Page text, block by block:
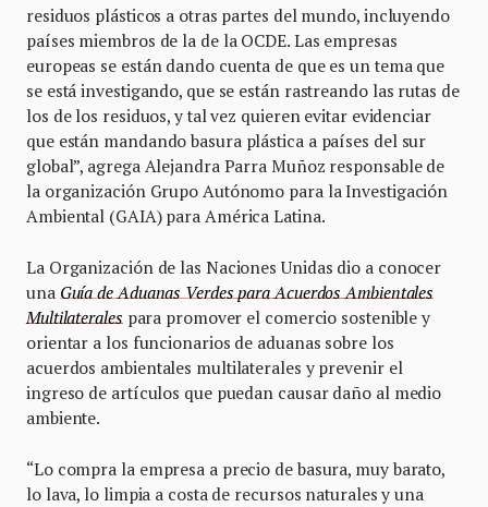
residuos plásticos a otras partes del mundo, incluyendo
países miembros de la de la OCDE. Las empresas
europeas se están dando cuenta de que es un tema que
se está investigando, que se están rastreando las rutas de
los de los residuos, y tal vez quieren evitar evidenciar
que están mandando basura plástica a países del sur
global”, agrega Alejandra Parra Muñoz responsable de
la organización Grupo Autónomo para la Investigación
Ambiental (GAIA) para América Latina.
La Organización de las Naciones Unidas dio a conocer
una Guía de Aduanas Verdes para Acuerdos Ambientales
Multilateralespara promover el comercio sostenible y
orientar a los funcionarios de aduanas sobre los
acuerdos ambientales multilaterales y prevenir el
ingreso de artículos que puedan causar daño al medio
ambiente.
“Lo compra la empresa a precio de basura, muy barato,
lo lava, lo limpia a costa de recursos naturales y una